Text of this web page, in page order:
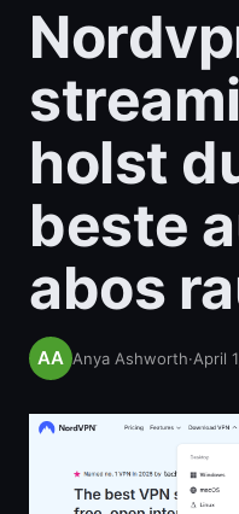
holst
beste
abos
Anya Ashworth·April